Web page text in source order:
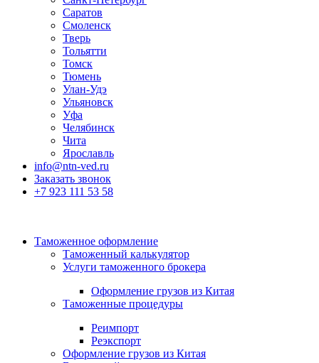
Саратов
Смоленск
Тверь
Тольятти
Томск
Тюмень
Улан-Удэ
Ульяновск
Уфа
Челябинск
Чита
Ярославль
info@ntn-ved.ru
Заказать звонок
+7 923 111 53 58
Таможенное оформление
Таможенный калькулятор
Услуги таможенного брокера
Оформление грузов из Китая
Таможенные процедуры
Реимпорт
Реэкспорт
Оформление грузов из Китая